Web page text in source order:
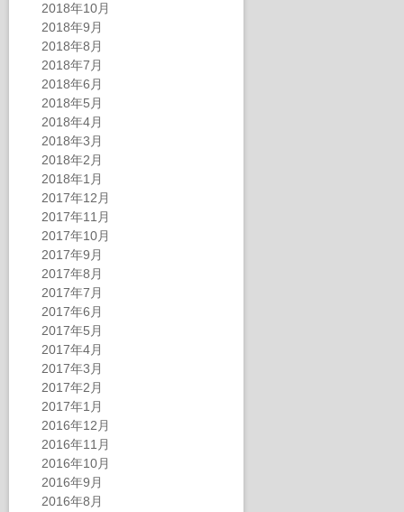
2018年10月
2018年9月
2018年8月
2018年7月
2018年6月
2018年5月
2018年4月
2018年3月
2018年2月
2018年1月
2017年12月
2017年11月
2017年10月
2017年9月
2017年8月
2017年7月
2017年6月
2017年5月
2017年4月
2017年3月
2017年2月
2017年1月
2016年12月
2016年11月
2016年10月
2016年9月
2016年8月